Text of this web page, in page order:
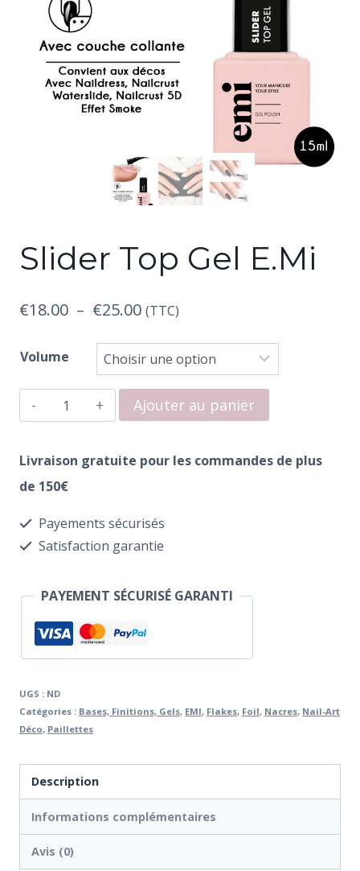
Slider Top Gel E.Mi
€18.00 – €25.00Plage
de
prix :
€18.00
€25.00
(TTC)
Volume
quantité
de
Slider
Top
E.Mi
Ajouter au panier
Livraison gratuite pour les commandes de plus
de 150€
Payements sécurisés
Satisfaction garantie
PAYEMENT SÉCURISÉ GARANTI
UGS : ND
Catégories : Bases, Finitions, Gels, EMI, Flakes, Foil, Nacres, Nail-Art
Déco, Paillettes
Description
Informations complémentaires
Avis (0)